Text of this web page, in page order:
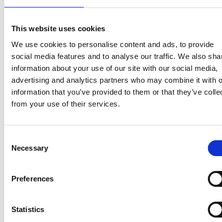
This website uses cookies
We use cookies to personalise content and ads, to provide
social media features and to analyse our traffic. We also
information about your use of our site with our social media,
advertising and analytics partners who may combine it with
information that you’ve provided to them or that they’ve
from your use of their services.
Selection
Necessary
Preferences
Statistics
Accelera la ripresa dell’industria nel corso del
Overview Economica